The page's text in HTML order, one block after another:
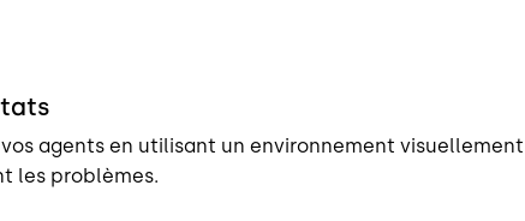
agents en utilisant un environnement visuellement
les problèmes.